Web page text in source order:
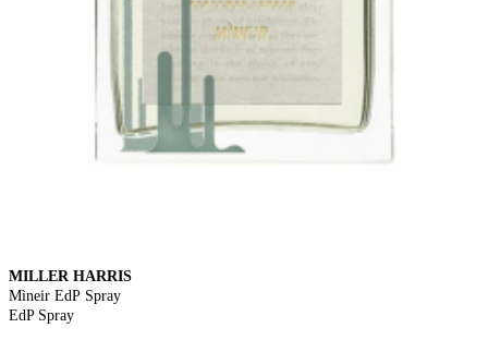
MILLER HARRIS
Mìneir EdP Spray
EdP Spray